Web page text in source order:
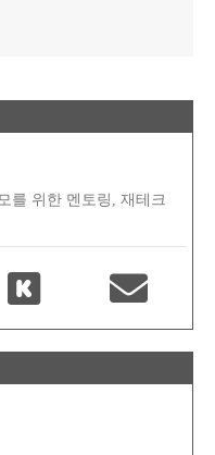
를 위한 멘토링, 재테크